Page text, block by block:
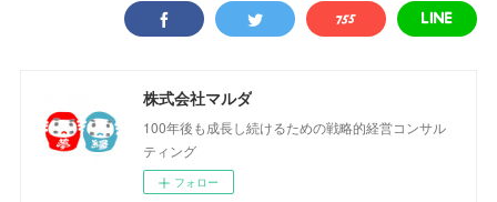
株式会社マルダ
100年後も成長し続けるための戦略的経営コンサル
ティング
フォロー